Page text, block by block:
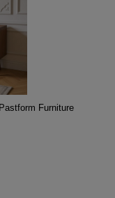
Furniture